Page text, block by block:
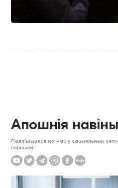
Апошнія навіны
Падпішыцеся на нас у сацыяльных
першымі